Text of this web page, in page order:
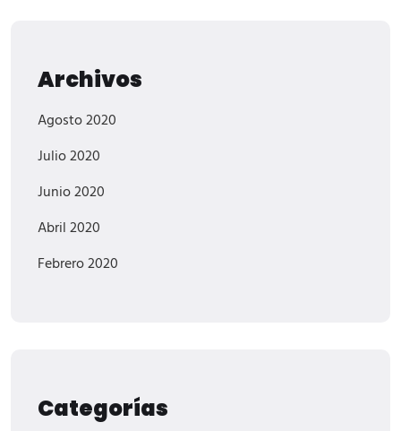
Archivos
Agosto 2020
Julio 2020
Junio 2020
Abril 2020
Febrero 2020
Categorías